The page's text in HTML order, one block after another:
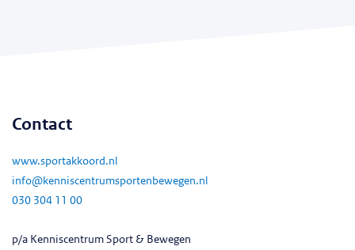
Contact
www.sportakkoord.nl
info@kenniscentrumsportenbewegen.nl
030 304 11 00
p/a Kenniscentrum Sport & Bewegen